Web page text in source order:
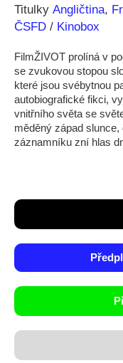
Titulky Angličtina,
ČSFD / Kinobox
FilmŽIVOT prolíná v
se zvukovou stopou
které jsou svébytnou
autobiografické fikci,
vnitřního světa se
měděný západ
záznamníku zní hlas